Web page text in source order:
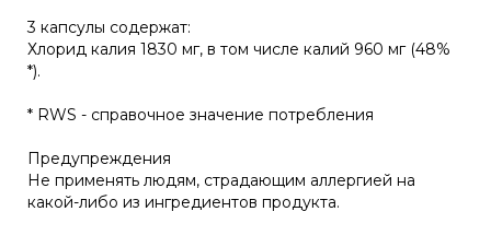
3 капсулы содержат:
Хлорид калия 1830 мг, в том числе калий 960 мг (48%
*).
* RWS - справочное значение потребления
Предупреждения
Не применять людям, страдающим аллергией на
какой-либо из ингредиентов продукта.